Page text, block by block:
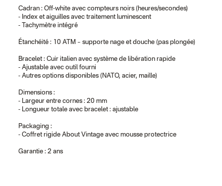
Cadran : Off-white avec compteurs noirs (heures/secondes)
- Index et aiguilles avec traitement luminescent
- Tachymètre intégré
Étanchéité : 10 ATM – supporte nage et douche (pas plongée)
Bracelet : Cuir italien avec système de libération rapide
- Ajustable avec outil fourni
- Autres options disponibles (NATO, acier, maille)
Dimensions :
- Largeur entre cornes : 20 mm
- Longueur totale avec bracelet : ajustable
Packaging :
- Coffret rigide About Vintage avec mousse protectrice
Garantie : 2 ans